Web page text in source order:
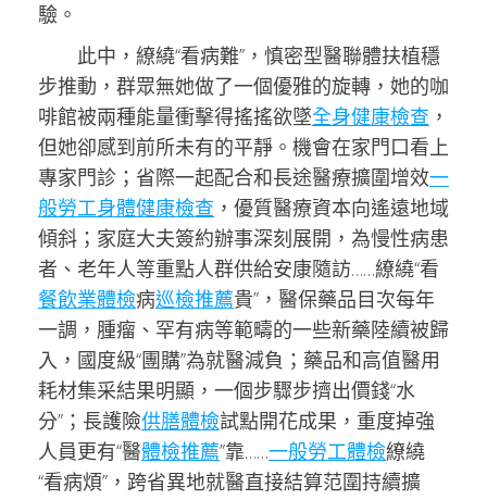
驗。
此中，繚繞“看病難”，慎密型醫聯體扶植穩
步推動，群眾無她做了一個優雅的旋轉，她的咖
啡館被兩種能量衝擊得搖搖欲墜全身健康檢查 ，
但她卻感到前所未有的平靜。機會在家門口看上
專家門診；省際一起配合和長途醫療擴圍增效一
般勞工身體健康檢查 ，優質醫療資本向遙遠地域
傾斜；家庭大夫簽約辦事深刻展開，為慢性病患
者、老年人等重點人群供給安康隨訪……繚繞“看
餐飲業體檢病巡檢推薦貴”，醫保藥品目次每年
一調，腫瘤、罕有病等範疇的一些新藥陸續被歸
入，國度級“團購”為就醫減負；藥品和高值醫用
耗材集采結果明顯，一個步驟步擠出價錢“水
分”；長護險供膳體檢試點開花成果，重度掉強
人員更有“醫體檢推薦”靠……一般勞工體檢繚繞
“看病煩”，跨省異地就醫直接結算范圍持續擴